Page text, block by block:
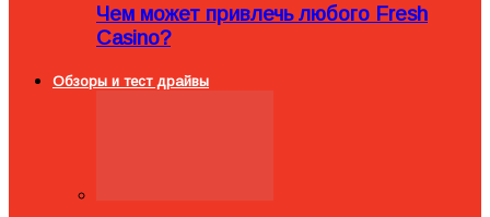
Чем может привлечь любого Fresh
Casino?
Обзоры и тест драйвы